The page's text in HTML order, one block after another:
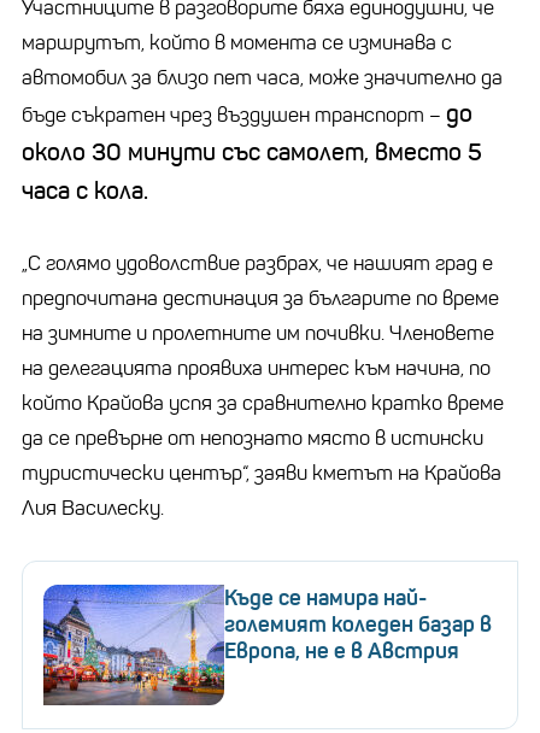
Участниците в разговорите бяха единодушни, че
маршрутът, който в момента се изминава с
автомобил за близо пет часа, може значително да
бъде съкратен чрез въздушен транспорт – до
около 30 минути със самолет, вместо 5
часа с кола.
„С голямо удоволствие разбрах, че нашият град е
предпочитана дестинация за българите по време
на зимните и пролетните им почивки. Членовете
на делегацията проявиха интерес към начина, по
който Крайова успя за сравнително кратко време
да се превърне от непознато място в истински
туристически център“, заяви кметът на Крайова
Лия Василеску.
Къде се намира най-
големият коледен базар в
Европа, не е в Австрия